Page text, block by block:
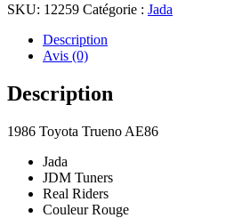
SKU: 12259 Catégorie : Jada
Description
Avis (0)
Description
1986 Toyota Trueno AE86
Jada
JDM Tuners
Real Riders
Couleur Rouge